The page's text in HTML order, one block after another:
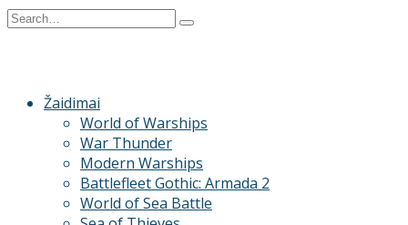
Skip
Search
Žaidimai
World of Warships
War Thunder
Modern Warships
Battlefleet Gothic: Armada 2
World of Sea Battle